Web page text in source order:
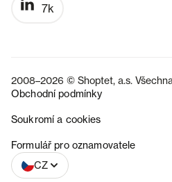
7k
2008–2026 © Shoptet, a.s.
Obchodní podmínky
Soukromí a cookies
Formulář pro oznamovatele
CZ